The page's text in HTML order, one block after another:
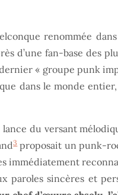
renommée
d’une fan-base des
« groupe punk
dans le monde
du versant
3proposait un punk-
immédiatement
paroles sincères et